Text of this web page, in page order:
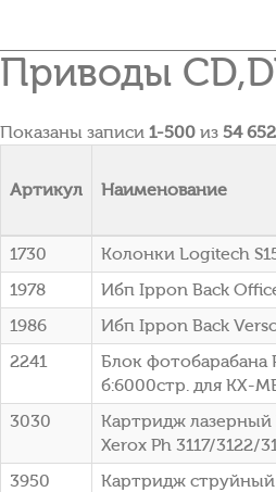
Приводы
Показаны записи 1-500 из 54 652
Артикул Наименование
1730
Колонки Logitech
1978
Ибп Ippon Back
1986
Ибп Ippon Back
2241
Блок фотобарабана
б:6000стр. для KX-
3030
Картридж лазерный
Xerox Ph 3117/3122/
3950
Картридж струйный